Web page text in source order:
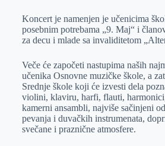
Koncert je namenjen je učenicima
posebnim potrebama „9. Maj“ i
za decu i mlade sa invaliditetom
Veče će započeti nastupima naših
učenika Osnovne muzičke škole, a
Srednje škole koji će izvesti dela
violini, klaviru, harfi, flauti,
kamerni ansambli, najviše sačinjeni
pevanja i duvačkih instrumenata,
svečane i praznične atmosfere.